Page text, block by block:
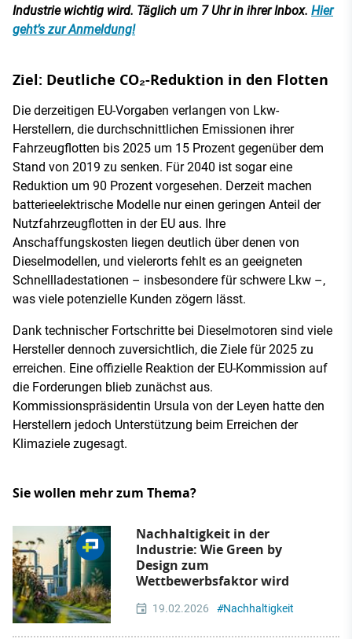
Industrie wichtig wird. Täglich um 7 Uhr in ihrer Inbox. Hier
geht’s zur Anmeldung!
Ziel: Deutliche CO₂-Reduktion in den Flotten
Die derzeitigen EU-Vorgaben verlangen von Lkw-
Herstellern, die durchschnittlichen Emissionen ihrer
Fahrzeugflotten bis 2025 um 15 Prozent gegenüber dem
Stand von 2019 zu senken. Für 2040 ist sogar eine
Reduktion um 90 Prozent vorgesehen. Derzeit machen
batterieelektrische Modelle nur einen geringen Anteil der
Nutzfahrzeugflotten in der EU aus. Ihre
Anschaffungskosten liegen deutlich über denen von
Dieselmodellen, und vielerorts fehlt es an geeigneten
Schnellladestationen – insbesondere für schwere Lkw –,
was viele potenzielle Kunden zögern lässt.
Dank technischer Fortschritte bei Dieselmotoren sind viele
Hersteller dennoch zuversichtlich, die Ziele für 2025 zu
erreichen. Eine offizielle Reaktion der EU-Kommission auf
die Forderungen blieb zunächst aus.
Kommissionspräsidentin Ursula von der Leyen hatte den
Herstellern jedoch Unterstützung beim Erreichen der
Klimaziele zugesagt.
Sie wollen mehr zum Thema?
Nachhaltigkeit in der
Industrie: Wie Green by
Design zum
Wettbewerbsfaktor wird
19.02.2026 #Nachhaltigkeit